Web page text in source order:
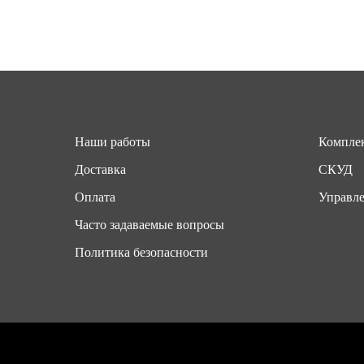
Наши работы
Доставка
Оплата
Часто задаваемые вопросы
Политика безопасности
СКУД